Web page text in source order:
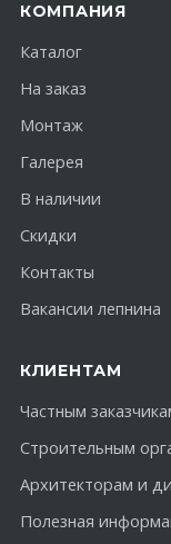
КОМПАНИЯ
Каталог
На заказ
Монтаж
Галерея
В наличии
Скидки
Контакты
Вакансии лепнина
КЛИЕНТАМ
Частным
Строительным
Архитекторам и
Полезная